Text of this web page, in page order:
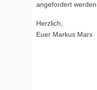
angefordert
Herzlich,
Euer Markus Marx